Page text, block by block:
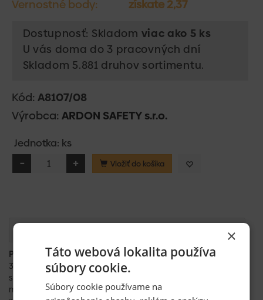
Vernostné body:
získate 2,37
Dostupnosť: Skladom viac ako 5 ks
U vás doma do 3 pracovných dní
Skladom 5.881 druhov sortimentu.
Kód: A8107/08
Výrobca: ARDON SAFETY s.r.o.
Jednotka: ks
Vložiť do košíka
Popis produktu:
3/4 máčané
s predajnou etiketou (SPE)
materiál: nylon
×
Táto webová lokalita používa
súbory cookie.
Súbory cookie používame na